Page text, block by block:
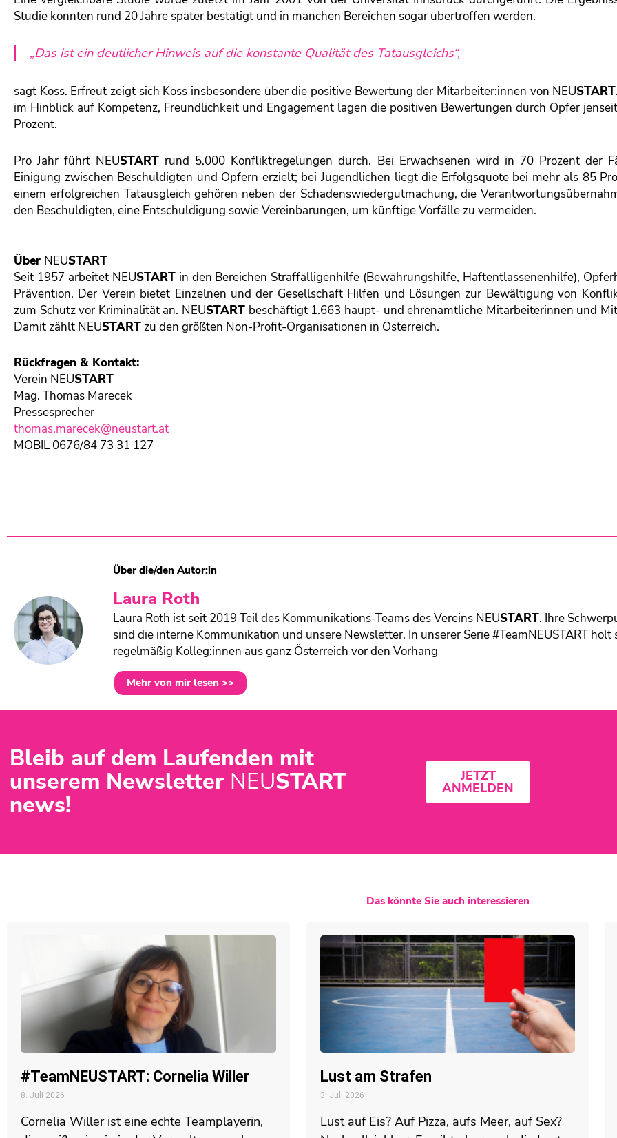
Studie konnten rund 20 Jahre später bestätigt und in manchen Bereichen sogar übertroffen werden.
„Das ist ein deutlicher Hinweis auf die konstante Qualität des Tatausgleichs“,
sagt Koss. Erfreut zeigt sich Koss insbesondere über die positive Bewertung der Mitarbeiter:innen von NEUSTART
im Hinblick auf Kompetenz, Freundlichkeit und Engagement lagen die positiven Bewertungen durch Opfer
Prozent.
Pro Jahr führt NEUSTART rund 5.000 Konfliktregelungen durch. Bei Erwachsenen wird in 70 Prozent der
Einigung zwischen Beschuldigten und Opfern erzielt; bei Jugendlichen liegt die Erfolgsquote bei mehr als 85
einem erfolgreichen Tatausgleich gehören neben der Schadenswiedergutmachung, die
den Beschuldigten, eine Entschuldigung sowie Vereinbarungen, um künftige Vorfälle zu vermeiden.
Über NEUSTART
Seit 1957 arbeitet NEUSTARTin den Bereichen Straffälligenhilfe (Bewährungshilfe, Haftentlassenenhilfe),
Prävention. Der Verein bietet Einzelnen und der Gesellschaft Hilfen und Lösungen zur Bewältigung von
zum Schutz vor Kriminalität an. NEUSTART beschäftigt 1.663 haupt- und ehrenamtliche Mitarbeiterinnen und
Damit zählt NEUSTART zu den größten Non-Profit-Organisationen in Österreich.
Rückfragen & Kontakt:
Verein NEUSTART
Mag. Thomas Marecek
Pressesprecher
thomas.marecek@neustart.at
MOBIL 0676/84 73 31 127
Über die/den Autor:in
Laura Roth
Laura Roth ist seit 2019 Teil des Kommunikations-Teams des Vereins NEUSTART. Ihre
sind die interne Kommunikation und unsere Newsletter. In unserer Serie #TeamNEUSTART holt
regelmäßig Kolleg:innen aus ganz Österreich vor den Vorhang
Mehr von mir lesen >>
Bleib auf dem Laufenden mit
unserem Newsletter NEUSTART
news!
JETZT
ANMELDEN
Das könnte Sie auch interessieren
#TeamNEUSTART: Cornelia Willer
8. Juli 2026
Cornelia Willer ist eine echte Teamplayerin,
Lust am Strafen
3. Juli 2026
Lust auf Eis? Auf Pizza, aufs Meer, auf Sex?